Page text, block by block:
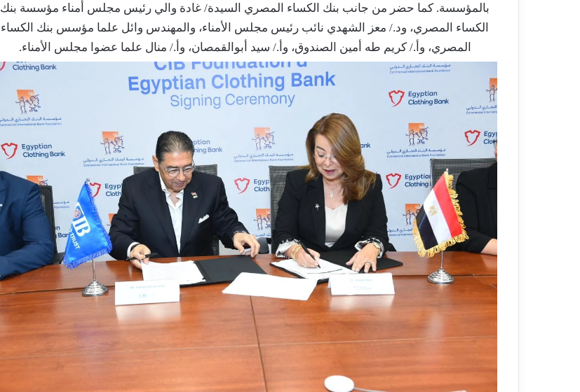
بالمؤسسة. كما حضر من جانب بنك الكساء المصري السيدة/ غادة والي رئيس مجلس أمناء مؤسسة بنك
الكساء المصري، ود./ معز الشهدي نائب رئيس مجلس الأمناء، والمهندس وائل علما مؤسس بنك الكساء
المصري، وأ./ كريم طه أمين الصندوق، وأ./ سيد أبوالقمصان، وأ./ منال علما عضوا مجلس الأمناء.